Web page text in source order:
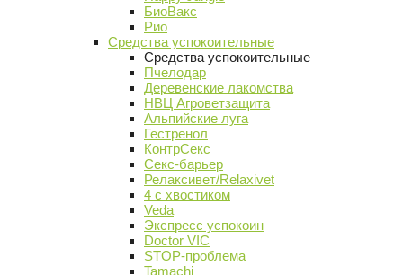
БиоВакс
Рио
Средства успокоительные
Средства успокоительные
Пчелодар
Деревенские лакомства
НВЦ Агроветзащита
Альпийские луга
Гестренол
КонтрСекс
Секс-барьер
Релаксивет/Relaxivet
4 с хвостиком
Veda
Экспресс успокоин
Doctor VIC
STOP-проблема
Tamachi